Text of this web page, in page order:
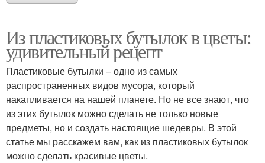
Из пластиковых бутылок в цветы:
удивительный рецепт
Пластиковые бутылки – одно из самых
распространенных видов мусора, который
накапливается на нашей планете. Но не все знают, что
из этих бутылок можно сделать не только новые
предметы, но и создать настоящие шедевры. В этой
статье мы расскажем вам, как из пластиковых бутылок
можно сделать красивые цветы.